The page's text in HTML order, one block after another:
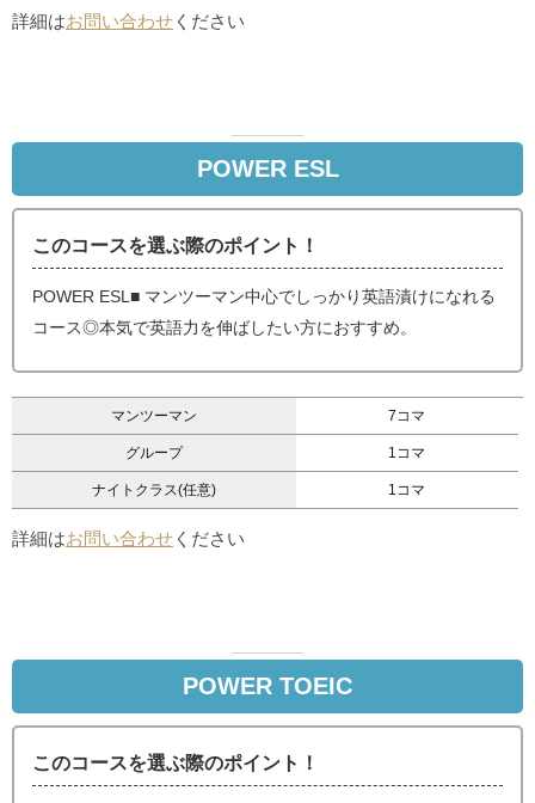
詳細はお問い合わせ ください
POWER ESL
このコースを選ぶ際のポイント！
POWER ESL■ マンツーマン中心でしっかり英語漬けになれる
コース◎本気で英語力を伸ばしたい方におすすめ。
マンツーマン 7コマ
グループ 1コマ
ナイトクラス(任意) 1コマ
詳細はお問い合わせ ください
POWER TOEIC
このコースを選ぶ際のポイント！